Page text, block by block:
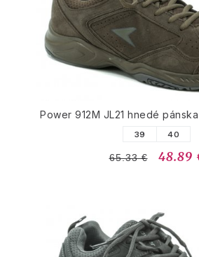
Power 912M JL21 hnedé
39 40
65.33 € 48.89